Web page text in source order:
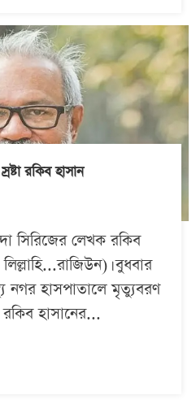
রকিব হাসান
সিরিজের লেখক রকিব
বুধবার
নগর হাসপাতালে মৃত্যুবরণ
হাসানের...